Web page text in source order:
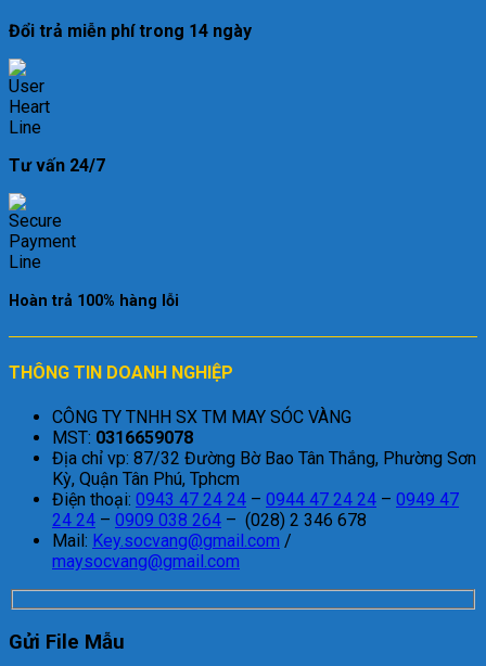
Đổi trả miễn phí trong 14 ngày
Tư vấn 24/7
Hoàn trả 100% hàng lỗi
THÔNG TIN DOANH NGHIỆP
CÔNG TY TNHH SX TM MAY SÓC VÀNG
MST: 0316659078
Địa chỉ vp: 87/32 Đường Bờ Bao Tân Thắng, Phường Sơn
Kỳ, Quận Tân Phú, Tphcm
Điện thoại: 0943 47 24 24 – 0944 47 24 24 – 0949 47
24 24 – 0909 038 264 – (028) 2 346 678
Mail: Key.socvang@gmail.com /
maysocvang@gmail.com
Gửi File Mẫu